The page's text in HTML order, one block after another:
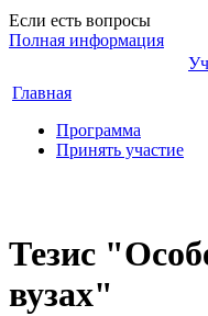
Если есть вопросы
Полная информация
Главная
Программа
Принять участие
Тезис
вузах"